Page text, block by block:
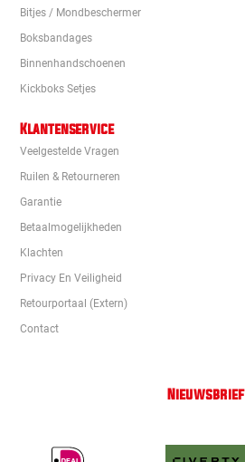
Bitjes / Mondbeschermer
Boksbandages
Binnenhandschoenen
Kickboks Setjes
Klantenservice
Veelgestelde Vragen
Ruilen & Retourneren
Garantie
Betaalmogelijkheden
Klachten
Privacy En Veiligheid
Retourportaal (extern)
Contact
Nieuwsbrief